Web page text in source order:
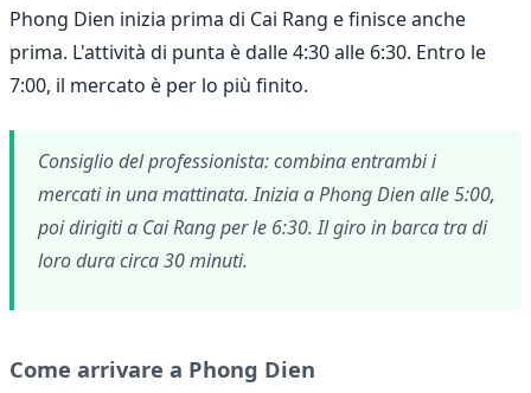
Phong Dien inizia prima di Cai Rang e finisce anche
prima. L'attività di punta è dalle 4:30 alle 6:30. Entro le
7:00, il mercato è per lo più finito.
Consiglio del professionista: combina entrambi i
mercati in una mattinata. Inizia a Phong Dien alle 5:00,
poi dirigiti a Cai Rang per le 6:30. Il giro in barca tra di
loro dura circa 30 minuti.
Come arrivare a Phong Dien